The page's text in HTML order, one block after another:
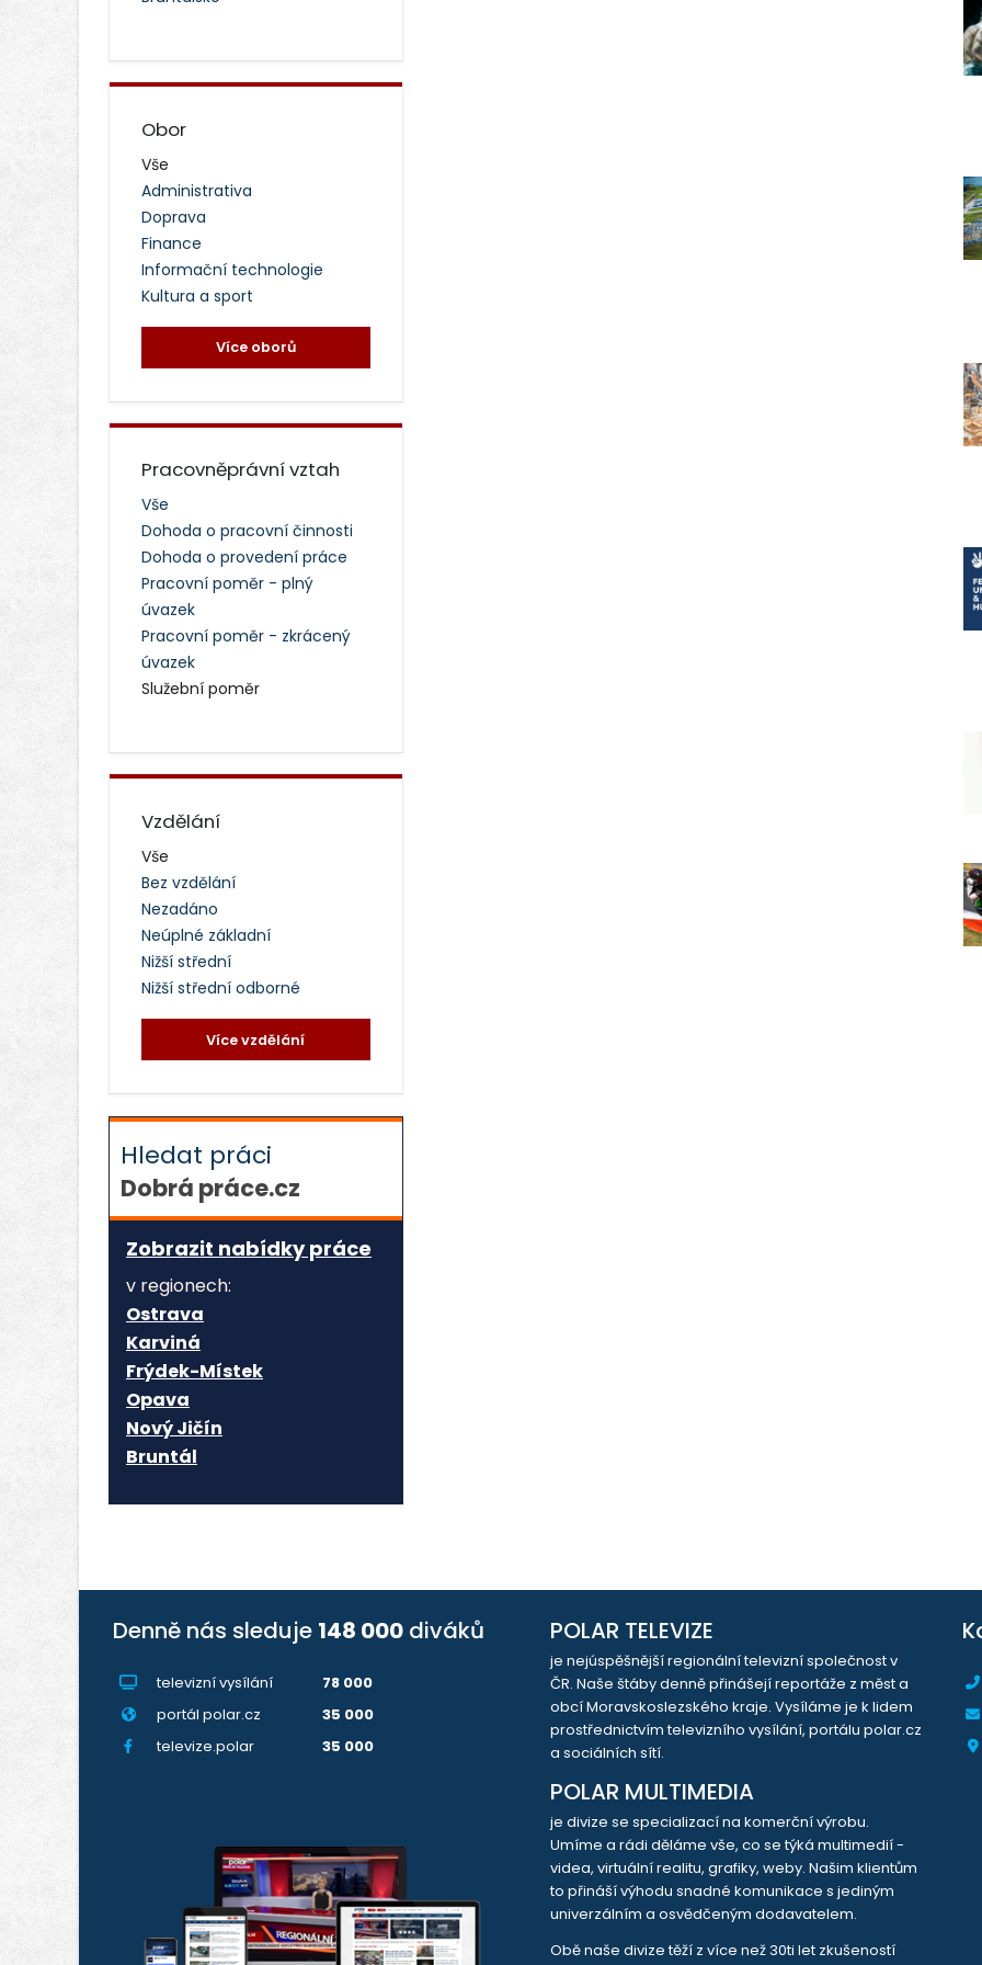
Obor
Vše
Administrativa
Doprava
Finance
Informační technologie
Kultura a sport
Více oborů
Pracovněprávní vztah
Vše
Dohoda o pracovní činnosti
Dohoda o provedení práce
Pracovní poměr - plný
úvazek
Pracovní poměr - zkrácený
úvazek
Služební poměr
Vzdělání
Vše
Bez vzdělání
Nezadáno
Neúplné základní
Nižší střední
Nižší střední odborné
Více vzdělání
Hledat práci
Dobrá práce.cz
Zobrazit nabídky práce
v regionech:
Ostrava
Karviná
Frýdek-Místek
Opava
Nový Jičín
Bruntál
Denně nás sleduje 148 000 diváků
televizní vysílání
78 000
portál polar.cz
35 000
televize.polar
35 000
POLAR TELEVIZE
je nejúspěšnější regionální televizní společnost v
ČR. Naše štáby denně přinášejí reportáže z měst a
obcí Moravskoslezského kraje. Vysíláme je k lidem
prostřednictvím televizního vysílání, portálu polar.cz
a sociálních sítí.
POLAR MULTIMEDIA
je divize se specializací na komerční výrobu.
Umíme a rádi děláme vše, co se týká multimedií -
videa, virtuální realitu, grafiky, weby. Našim klientům
to přináší výhodu snadné komunikace s jediným
univerzálním a osvědčeným dodavatelem.
Obě naše divize těží z více než 30ti let zkušeností